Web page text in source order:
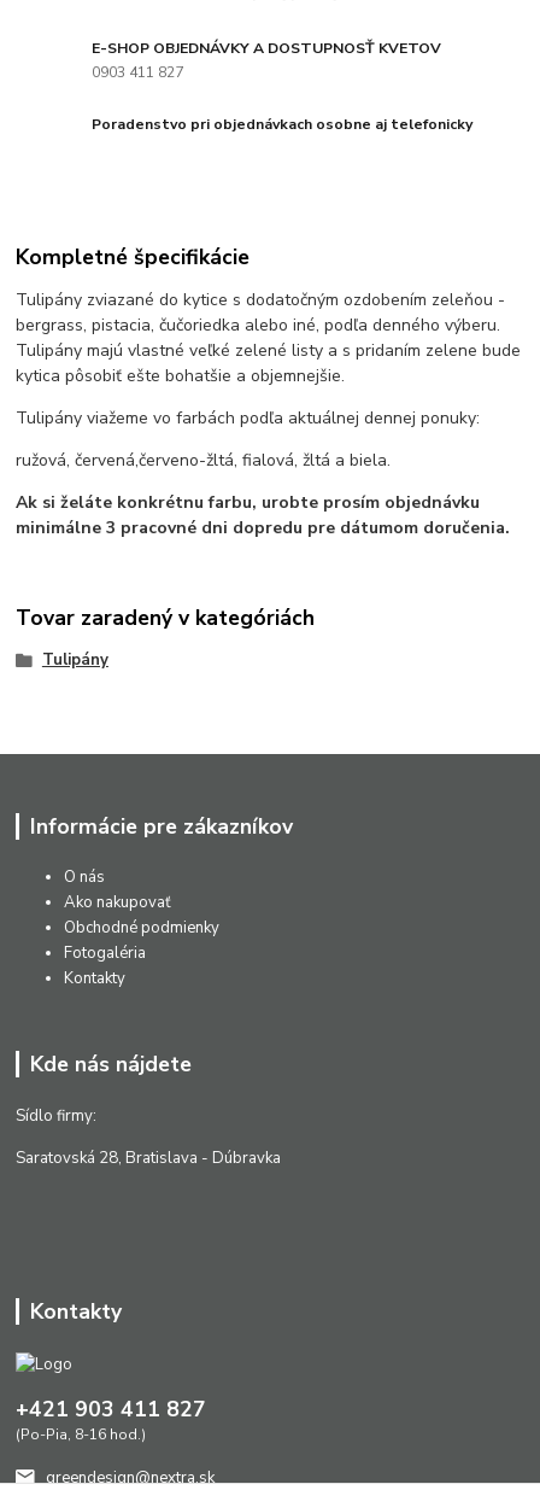
E-SHOP OBJEDNÁVKY A DOSTUPNOSŤ KVETOV
0903 411 827
Poradenstvo pri objednávkach osobne aj telefonicky
Kompletné špecifikácie
Tulipány zviazané do kytice s dodatočným ozdobením zeleňou -
bergrass, pistacia, čučoriedka alebo iné, podľa denného výberu.
Tulipány majú vlastné veľké zelené listy a s pridaním zelene bude
kytica pôsobiť ešte bohatšie a objemnejšie.
Tulipány viažeme vo farbách podľa aktuálnej dennej ponuky:
ružová, červená,červeno-žltá, fialová, žltá a biela.
Ak si želáte konkrétnu farbu, urobte prosím objednávku
minimálne 3 pracovné dni dopredu pre dátumom doručenia.
Tovar zaradený v kategóriách
Tulipány
Informácie pre zákazníkov
O nás
Ako nakupovať
Obchodné podmienky
Fotogaléria
Kontakty
Kde nás nájdete
Sídlo firmy:
Saratovská 28, Bratislava - Dúbravka
Kontakty
+421 903 411 827
(Po-Pia, 8-16 hod.)
greendesign@nextra.sk